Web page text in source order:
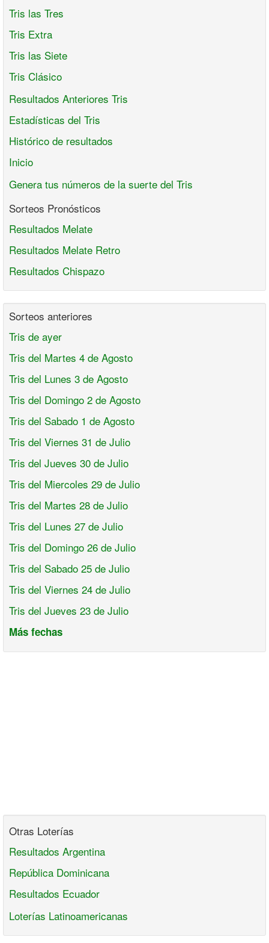
Tris las Tres
Tris Extra
Tris las Siete
Tris Clásico
Resultados Anteriores Tris
Estadísticas del Tris
Histórico de resultados
Inicio
Genera tus números de la suerte del Tris
Sorteos Pronósticos
Resultados Melate
Resultados Melate Retro
Resultados Chispazo
Sorteos anteriores
Tris de ayer
Tris del Martes 4 de Agosto
Tris del Lunes 3 de Agosto
Tris del Domingo 2 de Agosto
Tris del Sabado 1 de Agosto
Tris del Viernes 31 de Julio
Tris del Jueves 30 de Julio
Tris del Miercoles 29 de Julio
Tris del Martes 28 de Julio
Tris del Lunes 27 de Julio
Tris del Domingo 26 de Julio
Tris del Sabado 25 de Julio
Tris del Viernes 24 de Julio
Tris del Jueves 23 de Julio
Más fechas
Otras Loterías
Resultados Argentina
República Dominicana
Resultados Ecuador
Loterías Latinoamericanas